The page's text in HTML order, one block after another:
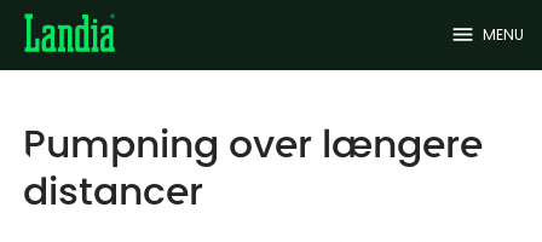
menu MENU
Pumpning over længere
distancer